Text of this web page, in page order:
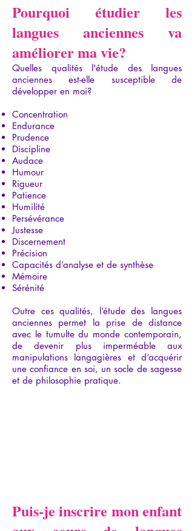
Pourquoi étudier les
langues anciennes va
améliorer ma vie?
Quelles qualités l'étude des langues
anciennes est-elle susceptible de
développer en moi?
Concentration
Endurance
Prudence
Discipline
Audace
Humour
Rigueur
Patience
Humilité
Persévérance
Justesse
Discernement
Précision
Capacités d’analyse et de synthèse
Mémoire
Sérénité
Outre ces qualités, l’étude des langues
anciennes permet la prise de distance
avec le tumulte du monde contemporain,
de devenir plus imperméable aux
manipulations langagières et d’acquérir
une confiance en soi, un socle de sagesse
et de philosophie pratique.
Puis-je inscrire mon enfant